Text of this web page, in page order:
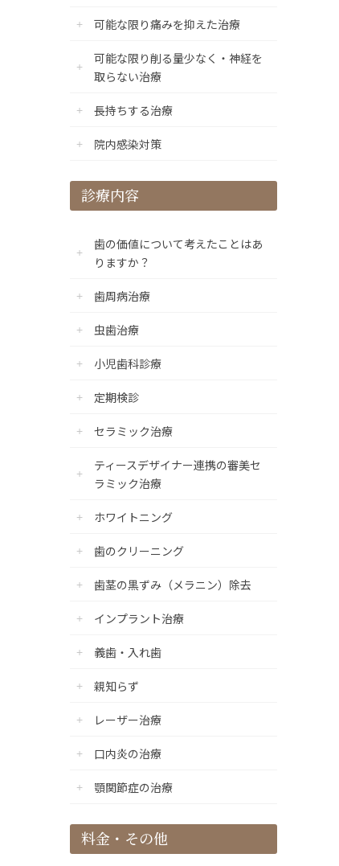
可能な限り痛みを抑えた治療
可能な限り削る量少なく・神経を
取らない治療
長持ちする治療
院内感染対策
診療内容
歯の価値について考えたことはあ
りますか？
歯周病治療
虫歯治療
小児歯科診療
定期検診
セラミック治療
ティースデザイナー連携の審美セ
ラミック治療
ホワイトニング
歯のクリーニング
歯茎の黒ずみ（メラニン）除去
インプラント治療
義歯・入れ歯
親知らず
レーザー治療
口内炎の治療
顎関節症の治療
料金・その他